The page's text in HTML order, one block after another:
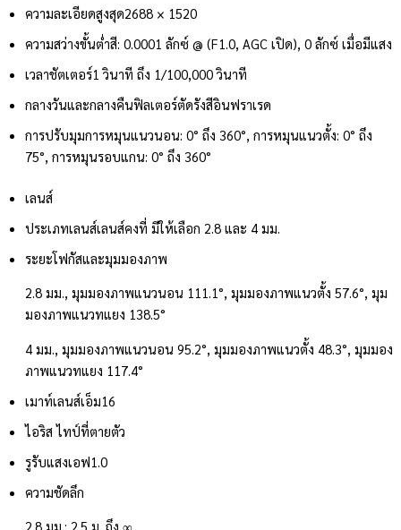
ความละเอียดสูงสุด2688 × 1520
ความสว่างขั้นต่ำสี: 0.0001 ลักซ์ @ (F1.0, AGC เปิด), 0 ลักซ์ เมื่อมีแสง
เวลาชัตเตอร์1 วินาที ถึง 1/100,000 วินาที
กลางวันและกลางคืนฟิลเตอร์ตัดรังสีอินฟราเรด
การปรับมุมการหมุนแนวนอน: 0° ถึง 360°, การหมุนแนวตั้ง: 0° ถึง
75°, การหมุนรอบแกน: 0° ถึง 360°
เลนส์
ประเภทเลนส์เลนส์คงที่ มีให้เลือก 2.8 และ 4 มม.
ระยะโฟกัสและมุมมองภาพ
2.8 มม., มุมมองภาพแนวนอน 111.1°, มุมมองภาพแนวตั้ง 57.6°, มุม
มองภาพแนวทแยง 138.5°
4 มม., มุมมองภาพแนวนอน 95.2°, มุมมองภาพแนวตั้ง 48.3°, มุมมอง
ภาพแนวทแยง 117.4°
เมาท์เลนส์เอ็ม16
ไอริส ไทป์ที่ตายตัว
รูรับแสงเอฟ1.0
ความชัดลึก
2.8 มม.: 2.5 ม. ถึง ∞